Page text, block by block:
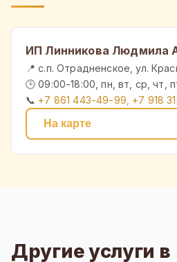
ИП Линникова Людмила
📍 с.п. Отрадненское, ул.
🕒 09:00-18:00, пн, вт, ср, чт,
📞 +7 861 443-49-99, +7 918
На карте
Другие услуги в